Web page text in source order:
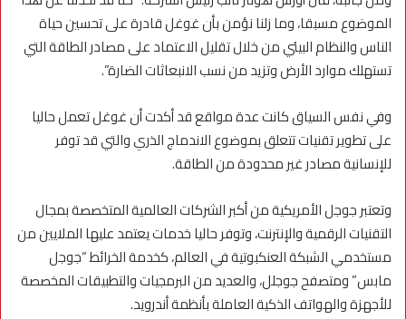
الموضوع مسبقا، وما زلنا نؤمن بأن غوغل قادرة على تحسين حياة
الناس والنظام البيئي من خلال تقليل الاعتماد على مصادر الطاقة التي
تستهلك موارد الأرض وتزيد من نسب الانبعاثات الضارة”.
وفي نفس السياق كانت عدة مواقع قد أكدت أن غوغل تعمل حاليا
على تطوير تقنيات تتعلق بموضوع الاندماج الذري والتي قد توفر
للإنسانية مصادر غير محدودة من الطاقة.
وتعتبر جوجل الأمريكية من أكبر الشركات العالمية المتخصصة بمجال
التقنيات الرقمية والإنترنت، وتوفر حاليا خدمات يعتمد عليها الملايين من
مستخدمي الشبكة العنكبوتية في العالم، كخدمة الخرائط “جوجل
مابس” ومتصفح جوجلل، والعديد من البرمجيات والتطبيقات المخصصة
للأجهزة والهواتف الذكية العاملة بأنظمة أندرويد.